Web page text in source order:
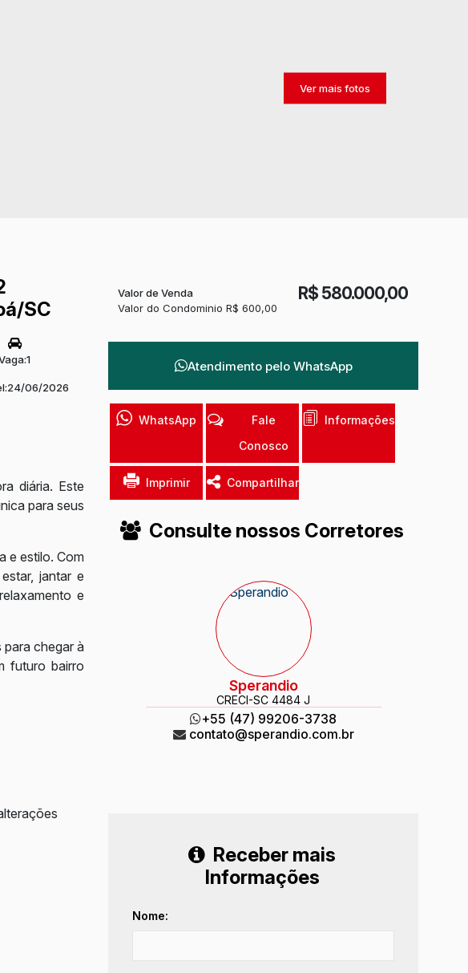
SC
1
24/06/2026
diária. Este
para seus
e estilo. Com
jantar e
e
para chegar à
futuro bairro
R$ 580.000,00
Valor de Venda
Valor do Condominio R$ 600,00
Atendimento pelo WhatsApp
WhatsApp
Fale
Conosco
Informações
Imprimir Compartilhar
Consulte nossos Corretores
Sperandio
CRECI-SC 4484 J
+55 (47) 99206-3738
contato@sperandio.com.br
Receber mais
Informações
Nome: